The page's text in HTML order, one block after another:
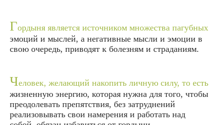
Гордыня является источником множества пагубных
эмоций и мыслей, а негативные мысли и эмоции в
свою очередь, приводят к болезням и страданиям.
Человек, желающий накопить личную силу, то есть
жизненную энергию, которая нужна для того, чтобы
преодолевать препятствия, без затруднений
реализовывать свои намерения и работать над